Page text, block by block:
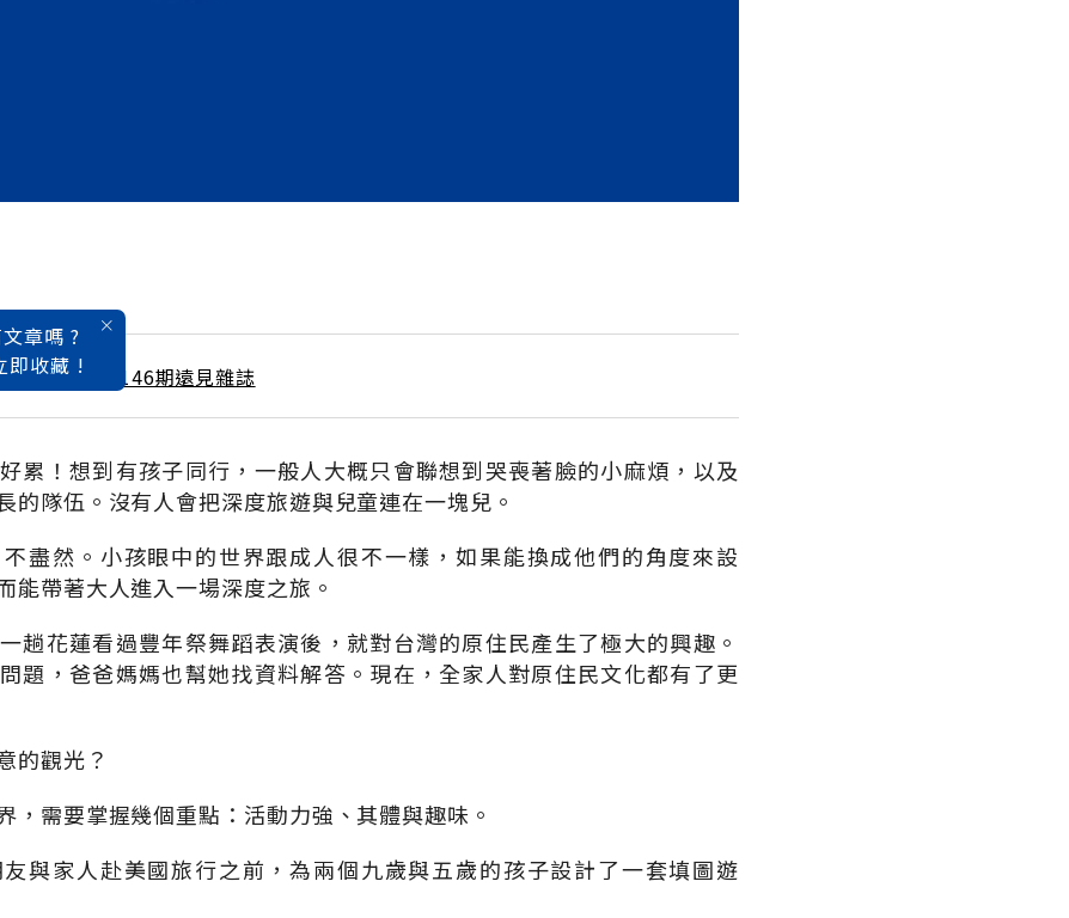
章嗎 ?
即收藏 !
月號雜誌 第146期遠見雜誌
累！想到有孩子同行，一般人大概只會聯想到哭喪著臉的小麻煩，以及
的隊伍。沒有人會把深度旅遊與兒童連在一塊兒。
盡然。小孩眼中的世界跟成人很不一樣，如果能換成他們的角度來設
能帶著大人進入一場深度之旅。
趟花蓮看過豐年祭舞蹈表演後，就對台灣的原住民產生了極大的興趣。
題，爸爸媽媽也幫她找資料解答。現在，全家人對原住民文化都有了更
的觀光？
，需要掌握幾個重點：活動力強、其體與趣味。
與家人赴美國旅行之前，為兩個九歲與五歲的孩子設計了一套填圖遊